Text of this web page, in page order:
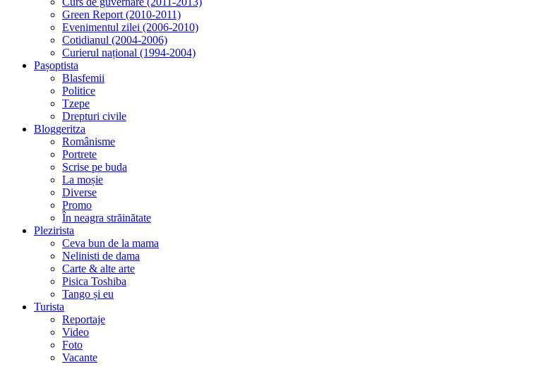
Green Report (2010-2011)
Evenimentul zilei (2006-2010)
Cotidianul (2004-2006)
Curierul național (1994-2004)
Pașoptista
Blasfemii
Politice
Tzepe
Drepturi civile
Bloggeritza
Românisme
Portrete
Scrise pe buda
La moșie
Diverse
Promo
În neagra străinătate
Plezirista
Ceva bun de la mama
Nelinisti de dama
Carte & alte arte
Pisica Toshiba
Tango și eu
Turista
Reportaje
Video
Foto
Vacante